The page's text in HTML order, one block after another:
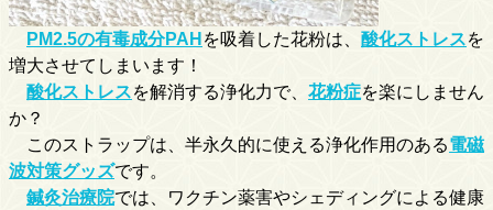
PM2.5の有毒成分PAH を吸着した花粉は、 酸化ストレスを
増大させてしまいます！
酸化ストレスを解消する浄化力で、 花粉症を楽にしません
か？
このストラップは、半永久的に使える浄化作用のある電磁
波対策グッズです。
鍼灸治療院では、ワクチン薬害やシェディングによる健康